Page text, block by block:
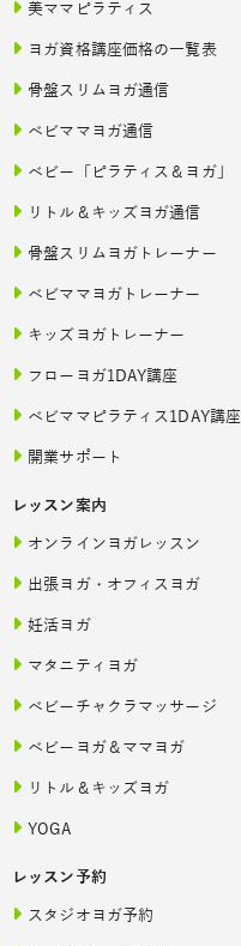
美ママピラティス
ヨガ資格講座価格の一覧表
骨盤スリムヨガ通信
ベビママヨガ通信
ベビー「ピラティス＆ヨガ」
リトル＆キッズヨガ通信
骨盤スリムヨガトレーナー
ベビママヨガトレーナー
キッズヨガトレーナー
フローヨガ1DAY講座
ベビママピラティス1DAY講座
開業サポート
レッスン案内
オンラインヨガレッスン
出張ヨガ・オフィスヨガ
妊活ヨガ
マタニティヨガ
ベビーチャクラマッサージ
ベビーヨガ＆ママヨガ
リトル＆キッズヨガ
YOGA
レッスン予約
スタジオヨガ予約